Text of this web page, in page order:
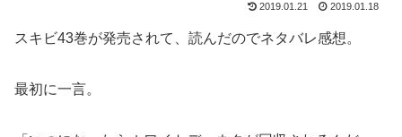
2019.01.21 2019.01.18
スキビ43巻が発売されて、読んだのでネタバレ感想。
最初に一言。